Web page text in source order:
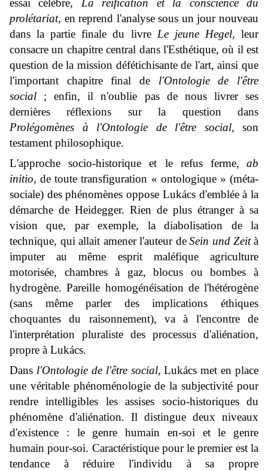
essai célèbre, La réification et la conscience du
prolétariat, en reprend l'analyse sous un jour nouveau
dans la partie finale du livre Le jeune Hegel, leur
consacre un chapitre central dans l'Esthétique, où il est
question de la mission défétichisante de l'art, ainsi que
l'important chapitre final de l'Ontologie de l'être
social ; enfin, il n'oublie pas de nous livrer ses
dernières réflexions sur la question dans
Prolégomènes à l'Ontologie de l'être social, son
testament philosophique.
L'approche socio-historique et le refus ferme,
ab
initio, de toute transfiguration « ontologique » (méta-
sociale) des phénomènes oppose Lukács d'emblée à la
démarche de Heidegger. Rien de plus étranger à sa
vision que, par exemple, la diabolisation de la
technique, qui allait amener l'auteur de Sein und Zeit à
imputer au même esprit maléfique agriculture
motorisée, chambres à gaz, blocus ou bombes à
hydrogène. Pareille homogénéisation de l'hétérogène
(sans même parler des implications éthiques
choquantes du raisonnement), va à l'encontre de
l'interprétation pluraliste des processus d'aliénation,
propre à Lukács.
Dans l'Ontologie de l'être social, Lukács met en place
une véritable phénoménologie de la subjectivité pour
rendre intelligibles les assises socio-historiques du
phénomène d'aliénation. Il distingue deux niveaux
d'existence : le genre humain en-soi et le genre
humain pour-soi. Caractéristique pour le premier est la
tendance à réduire l'individu à sa propre